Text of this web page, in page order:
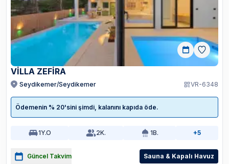
VİLLA ZEFİRA
Seydikemer/Seydikemer VR-6348
Ödemenin % 20'sini şimdi, kalanını kapıda öde.
1Y.O 2K. 1B. +5
Güncel Takvim Sauna & Kapalı Havuz